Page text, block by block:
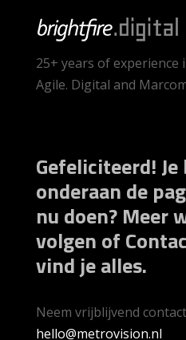
25+ years of experience
Agile. Digital and
Gefeliciteerd!
onderaan de
nu doen? Meer
volgen of
vind je alles.
Neem vrijblijvend
hello@metrovision.nl